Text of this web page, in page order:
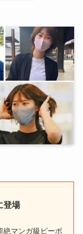
登場
絶マンガ級ピーポ